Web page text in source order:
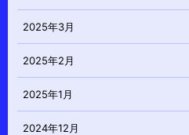
2025年3月
2025年2月
2025年1月
2024年12月